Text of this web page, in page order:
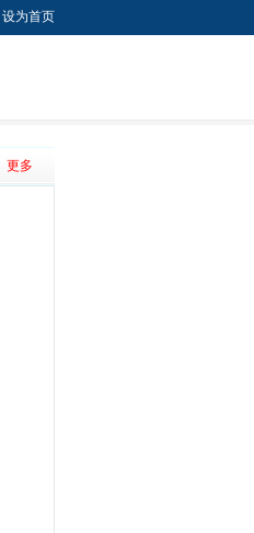
设为首页
更多